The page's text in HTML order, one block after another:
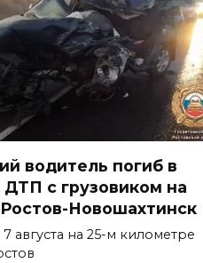
водитель погиб в
с грузовиком на
Новошахтинск
августа на 25-м километре